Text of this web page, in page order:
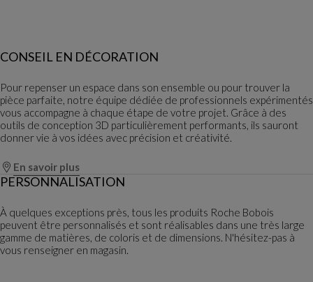
CONSEIL EN DÉCORATION
Pour repenser un espace dans son ensemble ou pour trouver la
pièce parfaite, notre équipe dédiée de professionnels expérimentés
vous accompagne à chaque étape de votre projet. Grâce à des
outils de conception 3D particulièrement performants, ils sauront
donner vie à vos idées avec précision et créativité.
En savoir plus
PERSONNALISATION
À quelques exceptions près, tous les produits Roche Bobois
peuvent être personnalisés et sont réalisables dans une très large
gamme de matières, de coloris et de dimensions. N'hésitez-pas à
vous renseigner en magasin.